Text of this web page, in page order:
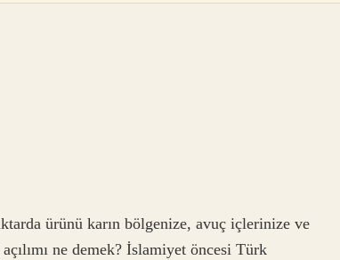
ürünü karın bölgenize, avuç içlerinize ve
ne demek? İslamiyet öncesi Türk